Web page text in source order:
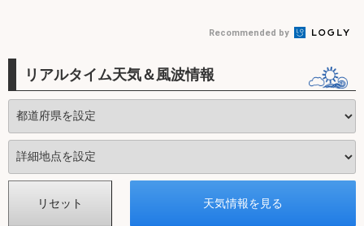
Recommended by
リアルタイム天気＆風波情報